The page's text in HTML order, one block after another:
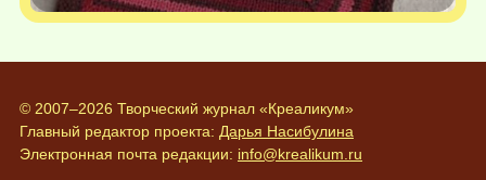
© 2007–2026 Творческий журнал «Креаликум»
Главный редактор проекта: Дарья Насибулина
Электронная почта редакции: info@krealikum.ru